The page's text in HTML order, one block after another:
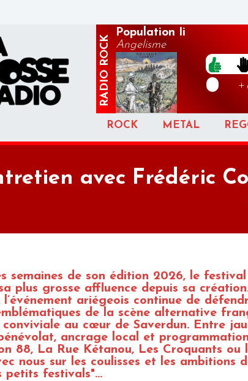
RADIO
ROCK
Population Ii
Angelisme
+
ROCK METAL
avec Frédéric
semaines de son édition 2026, le festival
plus grosse affluence depuis sa
l’événement ariégeois continue de
de la scène alternative
conviviale au cœur de Saverdun. Entre
ancrage local et
88, La Rue Kétanou, Les Croquants
nous sur les coulisses et les ambitions
petits festivals"...